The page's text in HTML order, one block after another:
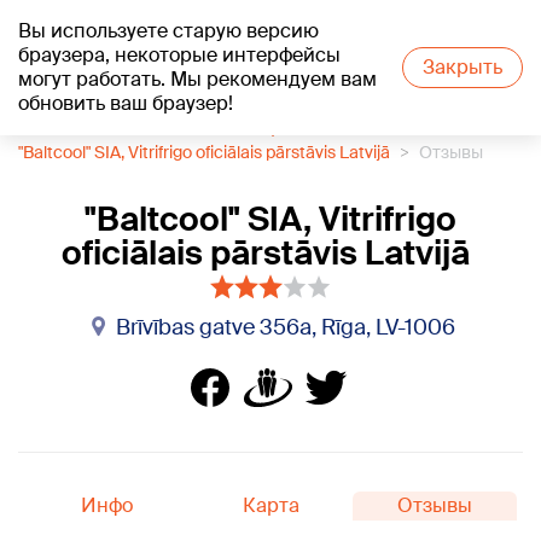
Вы используете старую версию
браузера, некоторые интерфейсы
могут работать. Мы рекомендуем вам
обновить ваш браузер!
Закрыть
+18°C
"Baltcool" SIA, Vitrifrigo oficiālais pārstāvis Latvijā
Отзывы
"Baltcool" SIA, Vitrifrigo
oficiālais pārstāvis Latvijā
Brīvības gatve 356a, Rīga, LV-1006
Инфо Карта Отзывы